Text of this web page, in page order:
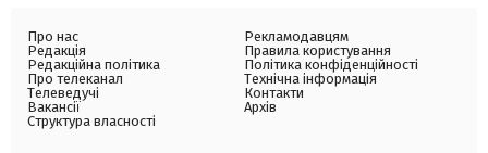
Про нас
Редакція
Редакційна політика
Про телеканал
Телеведучі
Вакансії
Структура власності
Рекламодавцям
Правила користування
Політика конфіденційності
Технічна інформація
Контакти
Архів